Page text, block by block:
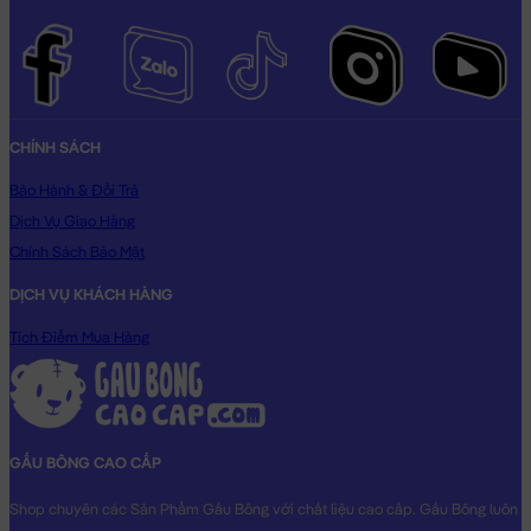
CHÍNH SÁCH
Bảo Hành & Đổi Trả
Dịch Vụ Giao Hàng
Chính Sách Bảo Mật
DỊCH VỤ KHÁCH HÀNG
Tích Điểm Mua Hàng
GẤU BÔNG CAO CẤP
Shop chuyên các Sản Phẩm Gấu Bông với chất liệu cao cấp. Gấu Bông luôn